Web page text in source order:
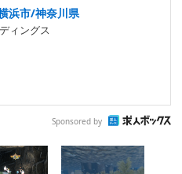
浜市/神奈川県
ィングス
Sponsored by